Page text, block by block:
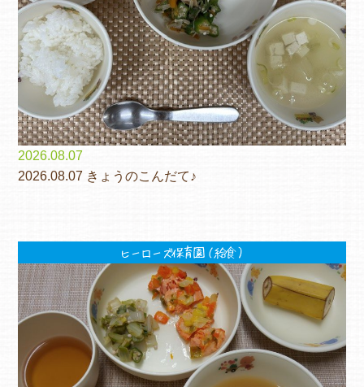
2026.08.07
2026.08.07 きょうのこんだて♪
ヒーローズ保育園（給食）